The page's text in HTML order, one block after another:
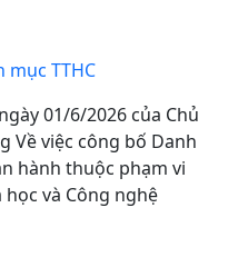
TTHC
01/6/2026 của Chủ
Về việc công bố Danh
hành thuộc phạm vi
học và Công nghệ